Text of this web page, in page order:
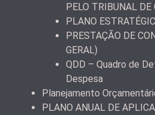
PELO TRIBUNAL DE
PLANO
PRESTAÇÃO DE
GERAL)
QDD – Quadro de
Despesa
Planejamento
PLANO ANUAL DE